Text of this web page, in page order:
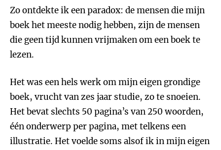
Zo ontdekte ik een paradox: de mensen die mijn
boek het meeste nodig hebben, zijn de mensen
die geen tijd kunnen vrijmaken om een boek te
lezen.
Het was een hels werk om mijn eigen grondige
boek, vrucht van zes jaar studie, zo te snoeien.
Het bevat slechts 50 pagina’s van 250 woorden,
één onderwerp per pagina, met telkens een
illustratie. Het voelde soms alsof ik in mijn eigen